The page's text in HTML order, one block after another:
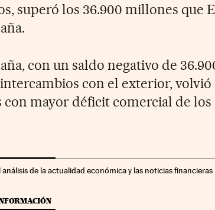
superó los 36.900 millones que
con un saldo negativo de
con el exterior, volvió
con mayor déficit comercial de los
análisis de la actualidad económica y las noticias financieras